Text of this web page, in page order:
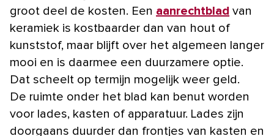
groot deel de kosten. Een aanrechtblad van
keramiek is kostbaarder dan van hout of
kunststof, maar blijft over het algemeen langer
mooi en is daarmee een duurzamere optie.
Dat scheelt op termijn mogelijk weer geld.
De ruimte onder het blad kan benut worden
voor lades, kasten of apparatuur. Lades zijn
doorgaans duurder dan frontjes van kasten en